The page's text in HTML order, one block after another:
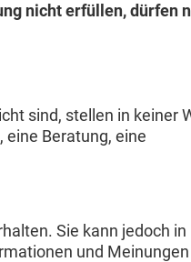
nicht erfüllen, dürfen
sind, stellen in keiner
Beratung, eine
Sie kann jedoch in
und Meinungen